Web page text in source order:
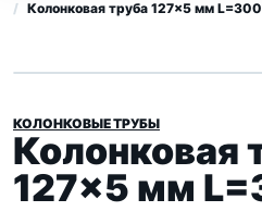
Колонковая труба 127×5 мм
КОЛОНКОВЫЕ ТРУБЫ
Колонковая
127×5 мм